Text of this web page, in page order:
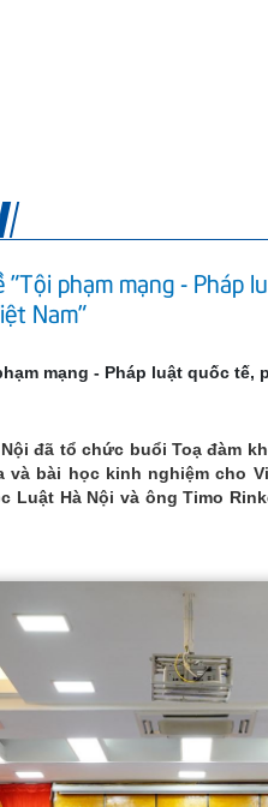
phạm mạng - Pháp
Nam"
mạng - Pháp luật quốc
đã tổ chức buổi Toạ đàm
bài học kinh nghiệm cho
Hà Nội và ông Timo